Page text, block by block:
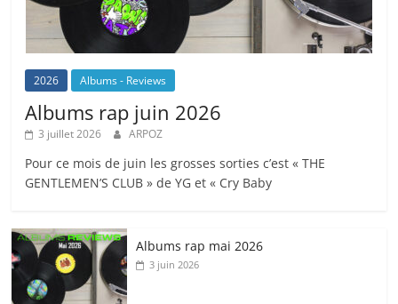
2026 Albums - Reviews
Albums rap juin 2026
3 juillet 2026 ARPOZ
Pour ce mois de juin les grosses sorties c’est « THE
GENTLEMEN’S CLUB » de YG et « Cry Baby
Albums rap mai 2026
3 juin 2026